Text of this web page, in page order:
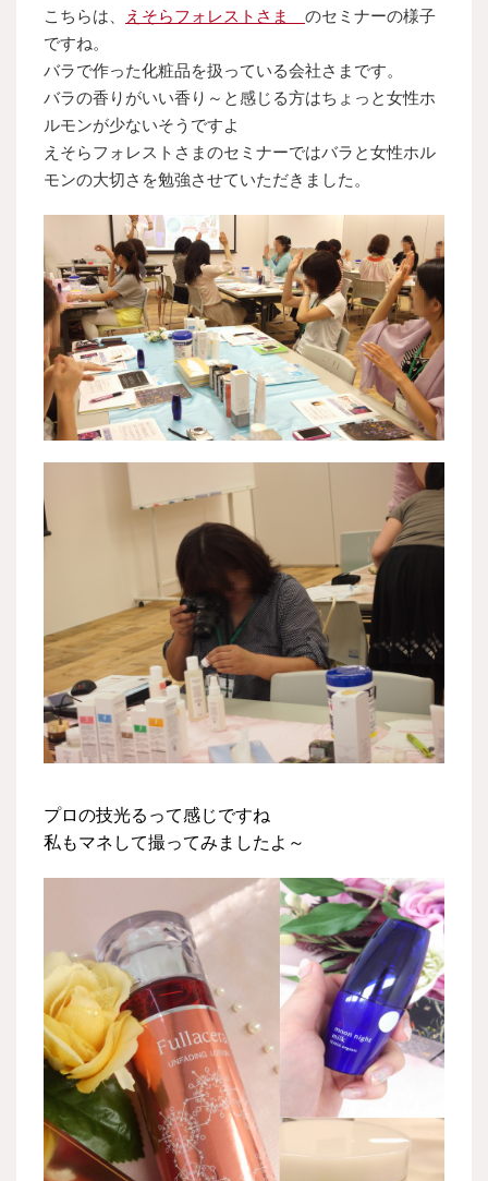
こちらは、
えそらフォレストさま のセミナーの様子
ですね。
バラで作った化粧品を扱っている会社さまです。
バラの香りがいい香り～と感じる方はちょっと女性ホ
ルモンが少ないそうですよ
えそらフォレストさまのセミナーではバラと女性ホル
モンの大切さを勉強させていただきました。
プロの技光るって感じですね
私もマネして撮ってみましたよ～